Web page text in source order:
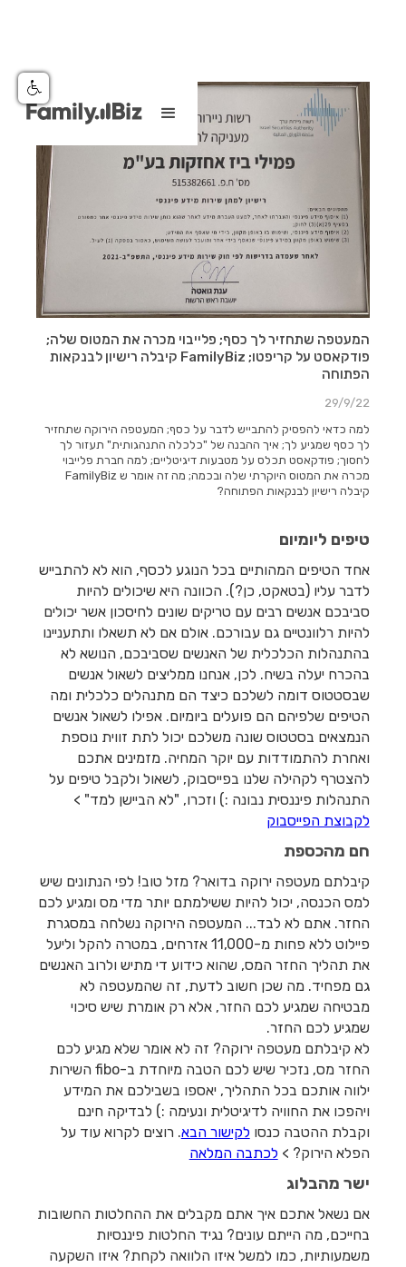
המעטפה שתחזיר לך כסף; פלייבוי מכרה את המטוס שלה;
פודקאסט על קריפטו; FamilyBiz קיבלה רישיון לבנקאות
הפתוחה
29/9/22
למה כדאי להפסיק להתבייש לדבר על כסף; המעטפה הירוקה שתחזיר
לך כסף שמגיע לך; איך ההבנה של "כלכלה התנהגותית" תעזור לך
לחסוך; פודקאסט תכלס על מטבעות דיגיטליים; למה חברת פלייבוי
מכרה את המטוס היוקרתי שלה ובכמה; מה זה אומר ש FamilyBiz
קיבלה רישיון לבנקאות הפתוחה?
טיפים ליומיום
אחד הטיפים המהותיים בכל הנוגע לכסף, הוא לא להתבייש
לדבר עליו (בטאקט, כן?). הכוונה היא שיכולים להיות
סביבכם אנשים רבים עם טריקים שונים לחיסכון אשר יכולים
להיות רלוונטיים גם עבורכם. אולם אם לא תשאלו ותתעניינו
בהתנהלות הכלכלית של האנשים שסביבכם, הנושא לא
בהכרח יעלה בשיח. לכן, אנחנו ממליצים לשאול אנשים
שבסטטוס דומה לשלכם כיצד הם מתנהלים כלכלית ומה
הטיפים שלפיהם הם פועלים ביומיום. אפילו לשאול אנשים
הנמצאים בסטטוס שונה משלכם יכול לתת זווית נוספת
ואחרת להתמודדות עם יוקר המחיה. מזמינים אתכם
להצטרף לקהילה שלנו בפייסבוק, לשאול ולקבל טיפים על
התנהלות פיננסית נבונה :) וזכרו, "לא הביישן למד" >
לקבוצת הפייסבוק
חם מהכספת
קיבלתם מעטפה ירוקה בדואר? מזל טוב! לפי הנתונים שיש
למס הכנסה, יכול להיות ששילמתם יותר מדי מס ומגיע לכם
החזר. אתם לא לבד... המעטפה הירוקה נשלחה במסגרת
פיילוט ללא פחות מ-11,000 אזרחים, במטרה להקל וליעל
את תהליך החזר המס, שהוא כידוע די מתיש ולרוב האנשים
גם מפחיד. מה שכן חשוב לדעת, זה שהמעטפה לא
מבטיחה שמגיע לכם החזר, אלא רק אומרת שיש סיכוי
שמגיע לכם החזר.
לא קיבלתם מעטפה ירוקה? זה לא אומר שלא מגיע לכם
החזר מס, נזכיר שיש לכם הטבה מיוחדת ב-fibo השירות
ילווה אותכם בכל התהליך, יאספו בשבילכם את המידע
ויהפכו את החוויה לדיגיטלית ונעימה :) לבדיקה חינם
וקבלת ההטבה כנסו לקישור הבא. רוצים לקרוא עוד על
הפלא הירוק? > לכתבה המלאה
ישר מהבלוג
אם נשאל אתכם איך אתם מקבלים את ההחלטות החשובות
בחייכם, מה הייתם עונים? נגיד החלטות פיננסיות
משמעותיות, כמו למשל איזו הלוואה לקחת? איזו השקעה